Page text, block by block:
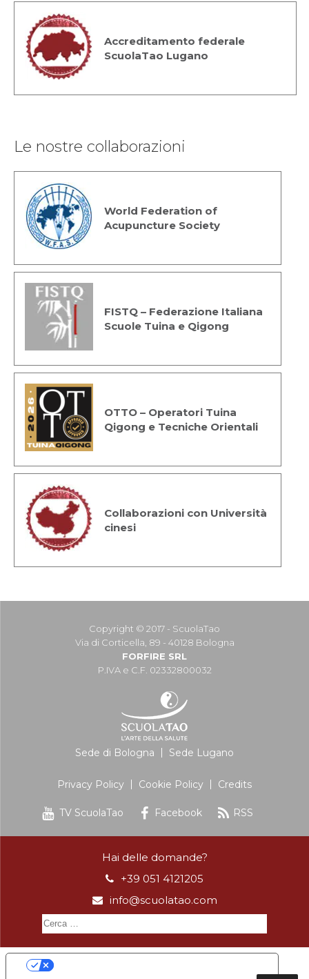
Accreditamento federale
ScuolaTao Lugano
Le nostre collaborazioni
World Federation of
Acupuncture Society
FISTQ – Federazione Italiana
Scuole Tuina e Qigong
OTTO – Operatori Tuina
Qigong e Tecniche Orientali
Collaborazioni con Università
cinesi
Copyright © 2017 - ScuolaTao
Via di Corticella, 89 - 40128 Bologna
FORFIRE SRL
P.IVA e C.F. 02332800032
Sede di Bologna Sede Lugano
Privacy Policy Cookie Policy Credits
TV ScuolaTao Facebook RSS
Hai delle domande?
+39 051 4121205
info@scuolatao.com
Le tue preferenze relative alla privacy